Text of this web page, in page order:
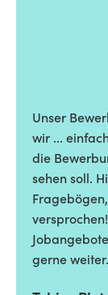
Unser
wir ...
die
sehen soll.
gerne weiter.